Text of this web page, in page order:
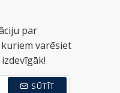
par
varēsiet
SŪTĪT